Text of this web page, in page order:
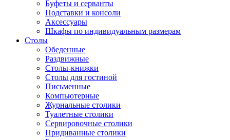
Буфеты и серванты
Подставки и консоли
Аксессуары
Шкафы по индивидуальным размерам
Столы
Обеденные
Раздвижные
Столы-книжки
Столы для гостиной
Письменные
Компьютерные
Журнальные столики
Туалетные столики
Сервировочные столики
Придиванные столики